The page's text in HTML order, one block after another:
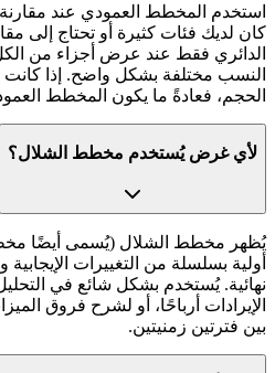
استخدم المخطط العمودي عند مقارنة
كان لديك فئات كثيرة أو تحتاج إلى
النسب مختلفة بشكل واضح. إذا كانت
الحجم، فعادةً ما يكون المخطط
لأي غرض يُستخدم مخطط الشلال؟
يُظهر مخطط الشلال (يُسمى أيضًا
أولية بسلسلة من التغييرات
نهائية. يُستخدم بشكل شائع في
الإيرادات أرباحًا، أو لشرح فروق
بين فترتين زمنيتين.